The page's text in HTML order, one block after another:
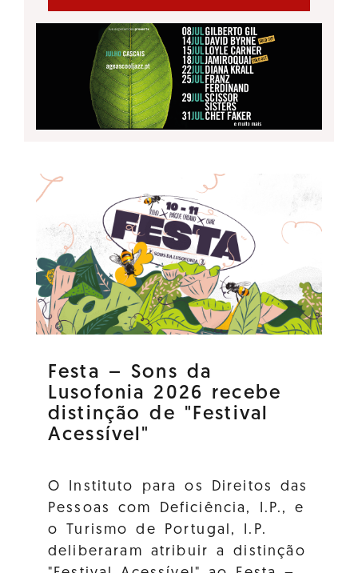
Festa – Sons da
Lusofonia 2026 recebe
distinção de "Festival
Acessível"
O Instituto para os Direitos das
Pessoas com Deficiência, I.P., e
o Turismo de Portugal, I.P.
deliberaram atribuir a distinção